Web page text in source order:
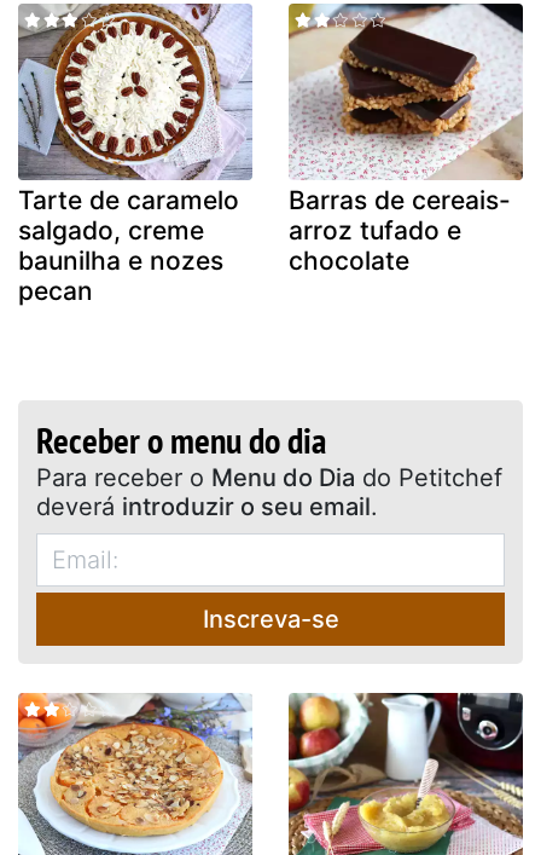
Tarte de caramelo
salgado, creme
baunilha e nozes
pecan
Barras de cereais-
arroz tufado e
chocolate
Receber o menu do dia
Para receber o Menu do Dia do Petitchef
deverá introduzir o seu email.
Inscreva-se